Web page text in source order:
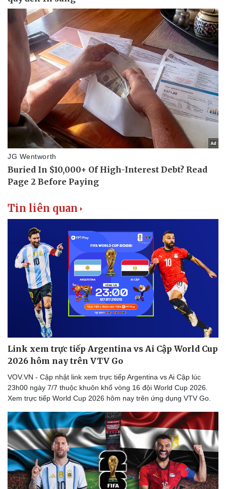
Thể thao
Bóng đá
Lịch thi đấu bóng đá
Thế giới thể thao
Hậu trường
Ô tô - Xe máy
Ô tô
Xe máy
Tư vấn
Tin liên quan
Link xem trực tiếp Argentina vs Ai Cập World Cup
2026 hôm nay trên VTV Go
VOV.VN - Cập nhật link xem trực tiếp Argentina vs Ai Cập lúc
23h00 ngày 7/7 thuộc khuôn khổ vòng 16 đội World Cup 2026.
Xem trực tiếp World Cup 2026 hôm nay trên ứng dụng VTV Go.